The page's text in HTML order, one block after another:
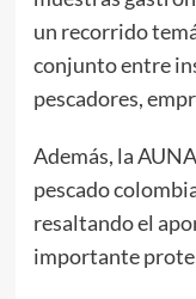
un recorrido
conjunto entre
pescadores,
Además, la
pescado
resaltando el
importante